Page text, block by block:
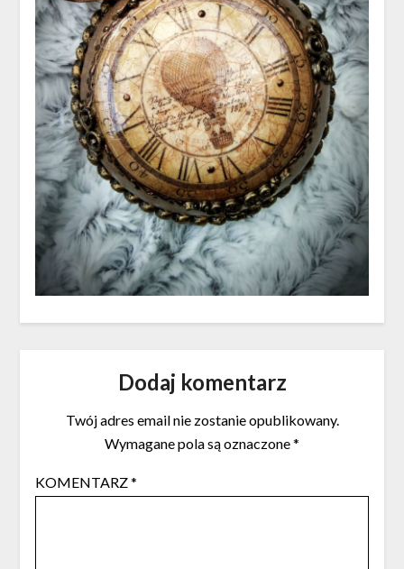
Dodaj komentarz
Twój adres email nie zostanie opublikowany.
Wymagane pola są oznaczone*
KOMENTARZ*